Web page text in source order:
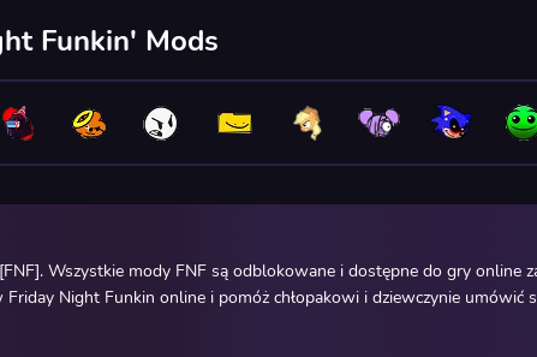
Funkin' Mods
Wszystkie mody FNF są odblokowane i dostępne do gry online
Night Funkin online i pomóż chłopakowi i dziewczynie umówić